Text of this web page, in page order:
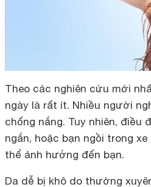
Theo các nghiên cứu mới
ngày là rất ít. Nhiều người
chống nắng. Tuy nhiên, điều
ngắn, hoặc bạn ngồi trong
thể ảnh hưởng đến bạn.
Da dễ bị khô do thường